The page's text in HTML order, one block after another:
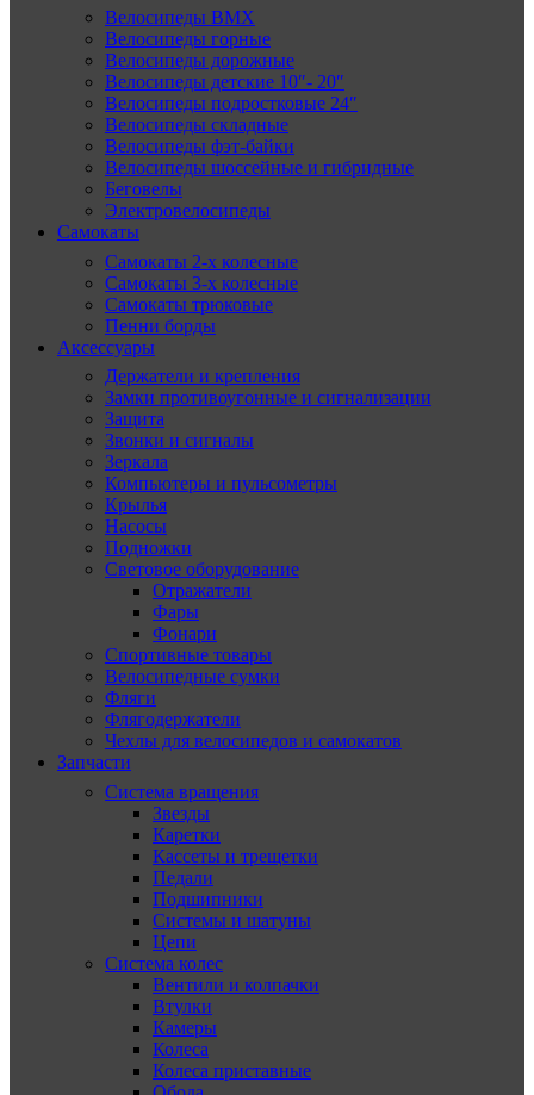
Велосипеды BMX
Велосипеды горные
Велосипеды дорожные
Велосипеды детские 10″- 20″
Велосипеды подростковые 24″
Велосипеды складные
Велосипеды фэт-байки
Велосипеды шоссейные и гибридные
Беговелы
Электровелосипеды
Самокаты
Самокаты 2-х колесные
Самокаты 3-х колесные
Самокаты трюковые
Пенни борды
Аксессуары
Держатели и крепления
Замки противоугонные и сигнализации
Защита
Звонки и сигналы
Зеркала
Компьютеры и пульсометры
Крылья
Насосы
Подножки
Световое оборудование
Отражатели
Фары
Фонари
Спортивные товары
Велосипедные сумки
Фляги
Флягодержатели
Чехлы для велосипедов и самокатов
Запчасти
Система вращения
Звезды
Каретки
Кассеты и трещетки
Педали
Подшипники
Системы и шатуны
Цепи
Система колес
Вентили и колпачки
Втулки
Камеры
Колеса
Колеса приставные